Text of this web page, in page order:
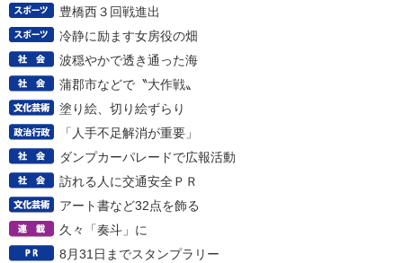
豊橋西３回戦進出
冷静に励ます女房役の畑
波穏やかで透き通った海
蒲郡市などで〝大作戦〟
塗り絵、切り絵ずらり
「人手不足解消が重要」
ダンプカーパレードで広報活動
訪れる人に交通安全ＰＲ
アート書など32点を飾る
久々「奏斗」に
8月31日までスタンプラリー